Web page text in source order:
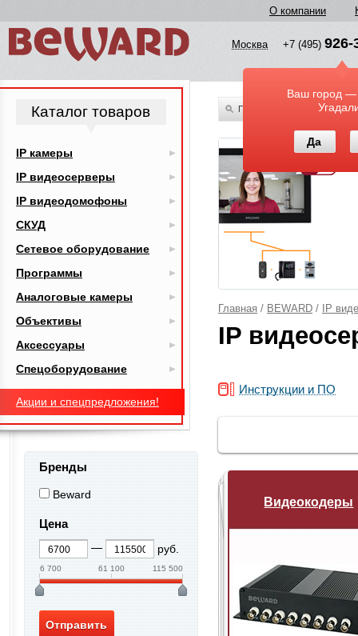
О компании
Москва +7 (495) 926-
Ваш город —
Да
По всему каталогу
Главная / BEWARD / IP
IP
Инструкции и ПО
Видеокодеры
Каталог товаров
IP камеры
IP видеосерверы
IP видеодомофоны
СКУД
Сетевое оборудование
Программы
Аналоговые камеры
Объективы
Аксессуары
Спецоборудование
Акции и спецпредложения!
Бренды
Beward
Цена
руб.
6 700 61 100 115 500